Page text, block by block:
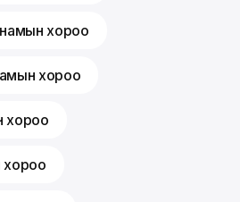
намын хороо
хороо
хороо
хороо